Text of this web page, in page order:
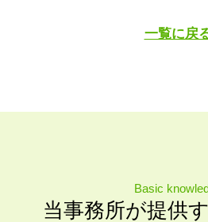
一覧に戻
Basic
当事務所が提供